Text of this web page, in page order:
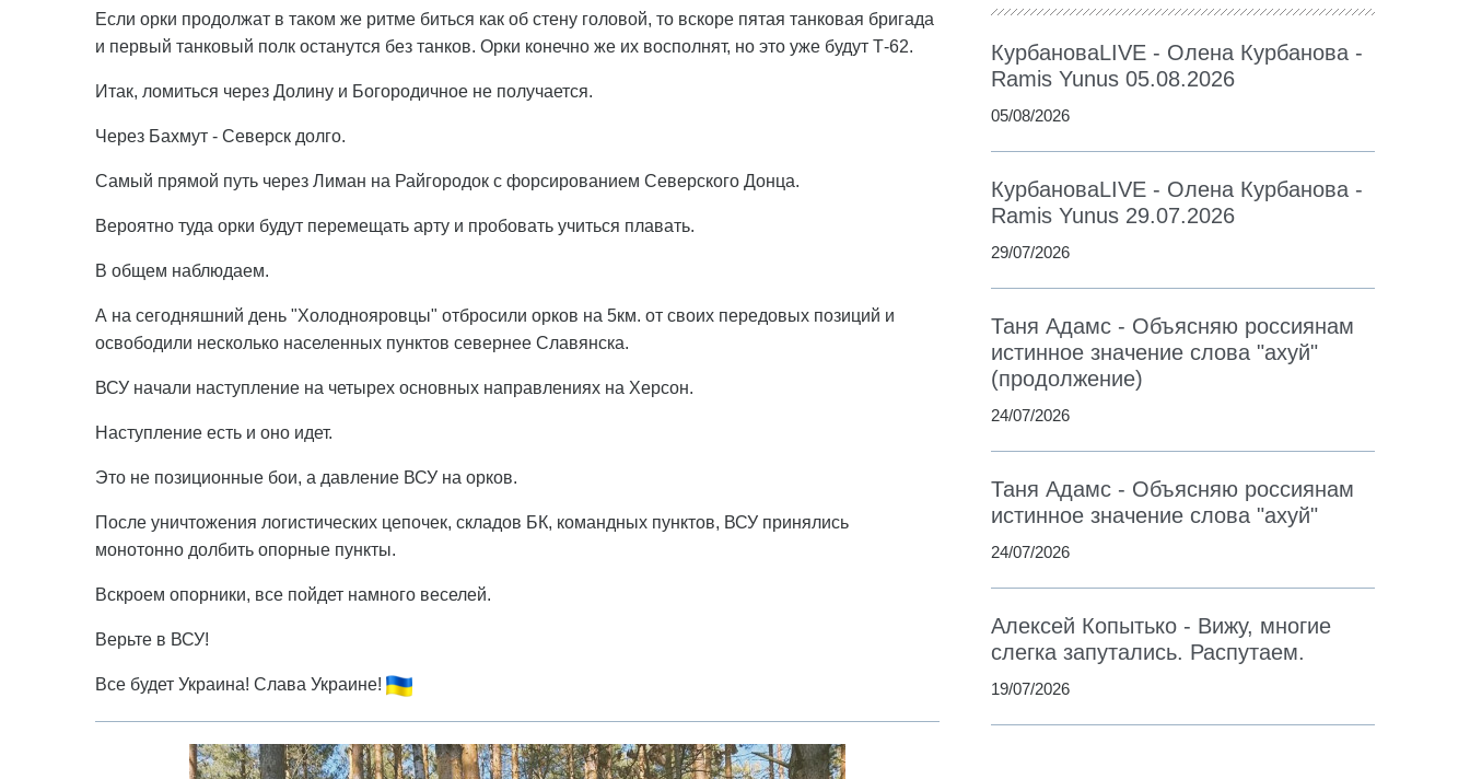
Если орки продолжат в таком же ритме биться как об стену головой, то вскоре пятая танковая бригада
и первый танковый полк останутся без танков. Орки конечно же их восполнят, но это уже будут Т-62.
Итак, ломиться через Долину и Богородичное не получается.
Через Бахмут - Северск долго.
Самый прямой путь через Лиман на Райгородок с форсированием Северского Донца.
Вероятно туда орки будут перемещать арту и пробовать учиться плавать.
В общем наблюдаем.
А на сегодняшний день "Холоднояровцы" отбросили орков на 5км. от своих передовых позиций и
освободили несколько населенных пунктов севернее Славянска.
ВСУ начали наступление на четырех основных направлениях на Херсон.
Наступление есть и оно идет.
Это не позиционные бои, а давление ВСУ на орков.
После уничтожения логистических цепочек, складов БК, командных пунктов, ВСУ принялись
монотонно долбить опорные пункты.
Вскроем опорники, все пойдет намного веселей.
Верьте в ВСУ!
Все будет Украина! Слава Украине!
КурбановаLIVE - Олена Курбанова -
Ramis Yunus 05.08.2026
05/08/2026
КурбановаLIVE - Олена Курбанова -
Ramis Yunus 29.07.2026
29/07/2026
Таня Адамс - Объясняю россиянам
истинное значение слова "ахуй"
(продолжение)
24/07/2026
Таня Адамс - Объясняю россиянам
истинное значение слова "ахуй"
24/07/2026
Алексей Копытько - Вижу, многие
слегка запутались. Распутаем.
19/07/2026